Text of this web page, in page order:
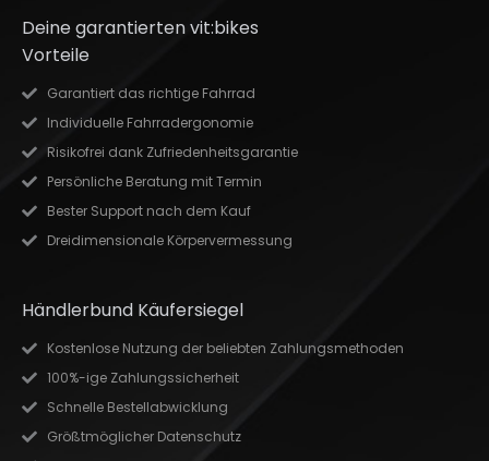
Deine garantierten vit:bikes
Vorteile
Garantiert das richtige Fahrrad
Individuelle Fahrradergonomie
Risikofrei dank Zufriedenheitsgarantie
Persönliche Beratung mit Termin
Bester Support nach dem Kauf
Dreidimensionale Körpervermessung
Händlerbund Käufersiegel
Kostenlose Nutzung der beliebten Zahlungsmethoden
100%-ige Zahlungssicherheit
Schnelle Bestellabwicklung
Größtmöglicher Datenschutz